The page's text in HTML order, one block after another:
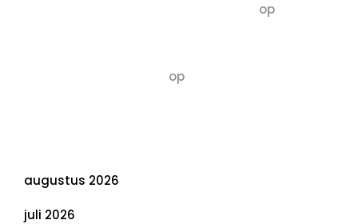
op
op
augustus 2026
juli 2026